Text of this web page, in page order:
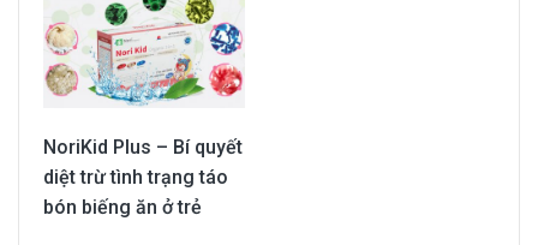
NoriKid Plus – Bí quyết
diệt trừ tình trạng táo
bón biếng ăn ở trẻ